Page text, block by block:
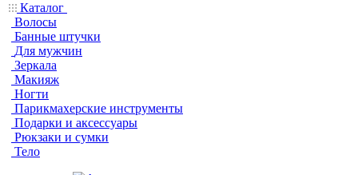
Каталог
Волосы
Банные штучки
Для мужчин
Зеркала
Макияж
Ногти
Парикмахерские инструменты
Подарки и аксессуары
Рюкзаки и сумки
Тело